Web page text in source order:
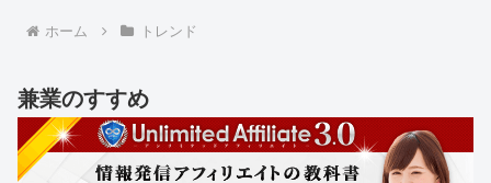
ホーム トレンド
兼業のすすめ